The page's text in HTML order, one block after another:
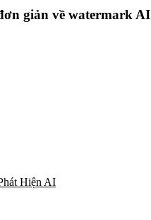
giản về watermark AI
Hiện AI